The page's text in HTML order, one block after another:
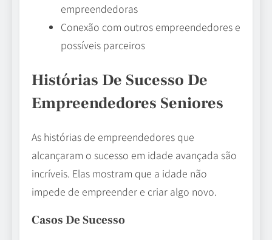
empreendedoras
Conexão com outros empreendedores e
possíveis parceiros
Histórias De Sucesso De
Empreendedores Seniores
As histórias de empreendedores que
alcançaram o sucesso em idade avançada são
incríveis. Elas mostram que a idade não
impede de empreender e criar algo novo.
Casos De Sucesso